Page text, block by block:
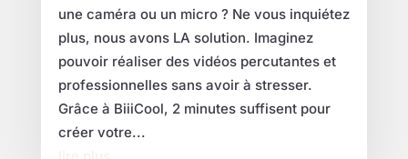
une caméra ou un micro ? Ne vous inquiétez
plus, nous avons LA solution. Imaginez
pouvoir réaliser des vidéos percutantes et
professionnelles sans avoir à stresser.
Grâce à BiiiCool, 2 minutes suffisent pour
créer votre...